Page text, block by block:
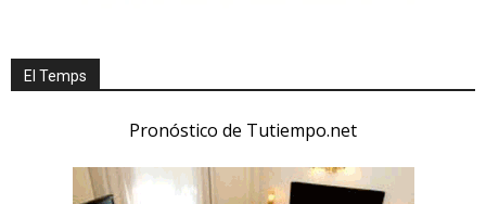
El Temps
Pronóstico de Tutiempo.net